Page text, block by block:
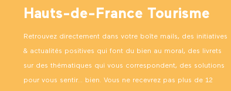
Hauts-de-France Tourisme
Retrouvez directement dans votre boîte mails, des initiatives
& actualités positives qui font du bien au moral, des livrets
sur des thématiques qui vous correspondent, des solutions
pour vous sentir… bien. Vous ne recevrez pas plus de 12